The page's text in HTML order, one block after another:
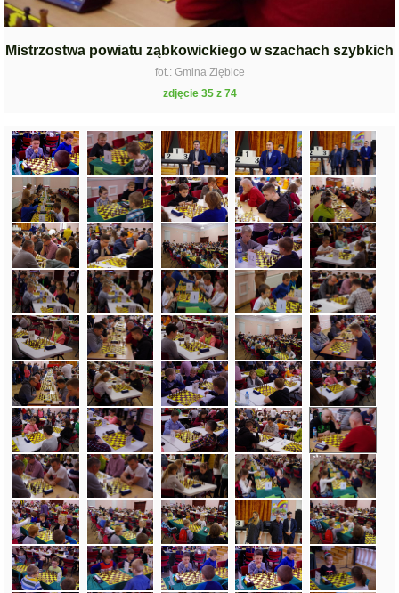
Mistrzostwa powiatu ząbkowickiego w szachach szybkich
fot.: Gmina Ziębice
zdjęcie 35 z 74